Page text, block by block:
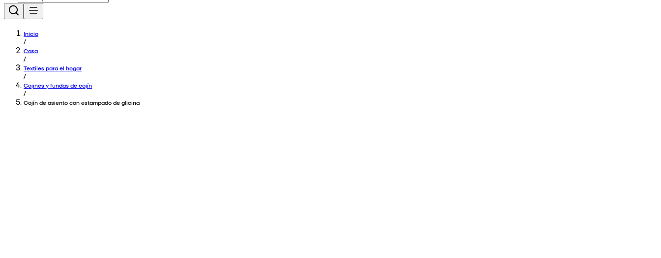
Inicio
/
Casa
/
Textiles para el hogar
/
Cojines y fundas de cojín
/
Cojín de asiento con estampado de glicina